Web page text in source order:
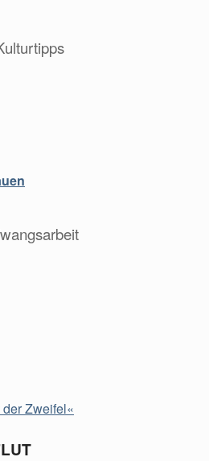
Zweifel«